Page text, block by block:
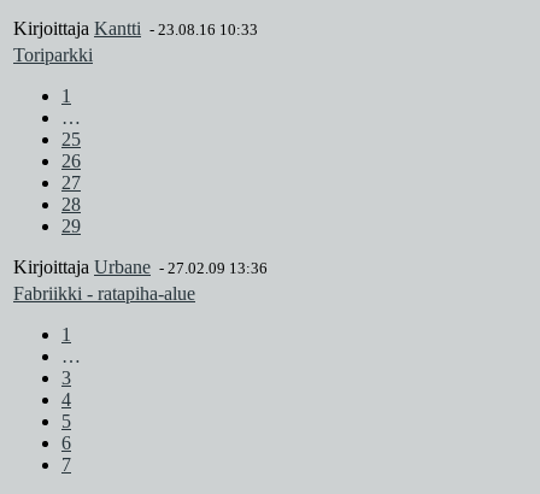
Kirjoittaja Kantti - 23.08.16 10:33
Toriparkki
1
…
25
26
27
28
29
Kirjoittaja Urbane - 27.02.09 13:36
Fabriikki - ratapiha-alue
1
…
3
4
5
6
7